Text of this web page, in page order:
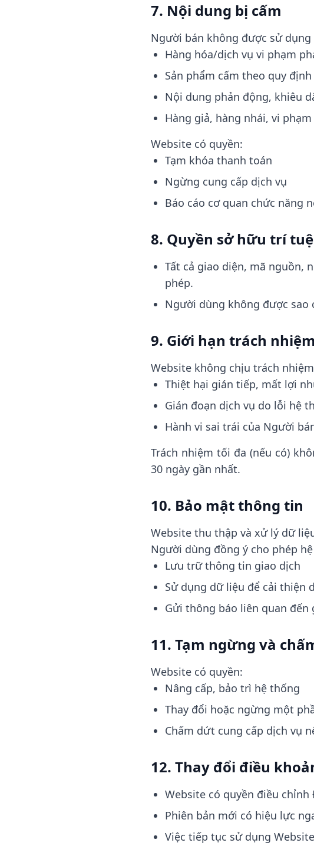
7. Nội dung bị cấm
Người bán không được sử
Hàng hóa/dịch vụ vi phạm
Sản phẩm cấm theo quy
Nội dung phản động, khiêu
Hàng giả, hàng nhái, vi
Website có quyền:
Tạm khóa thanh toán
Ngừng cung cấp dịch vụ
Báo cáo cơ quan chức năng
8. Quyền sở hữu trí tuệ
Tất cả giao diện, mã nguồn,
phép.
Người dùng không được sao
9. Giới hạn trách nhiệm
Website không chịu trách
Thiệt hại gián tiếp, mất lợi
Gián đoạn dịch vụ do lỗi hệ
Hành vi sai trái của Người
Trách nhiệm tối đa (nếu có)
30 ngày gần nhất.
10. Bảo mật thông tin
Website thu thập và xử lý dữ
Người dùng đồng ý cho phép
Lưu trữ thông tin giao dịch
Sử dụng dữ liệu để cải thiện
Gửi thông báo liên quan
11. Tạm ngừng và
Website có quyền:
Nâng cấp, bảo trì hệ thống
Thay đổi hoặc ngừng một
Chấm dứt cung cấp dịch vụ
12. Thay đổi điều
Website có quyền điều
Phiên bản mới có hiệu lực
Việc tiếp tục sử dụng